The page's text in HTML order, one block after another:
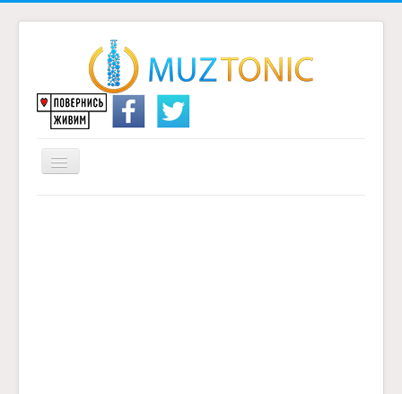
Перемикач
навігації